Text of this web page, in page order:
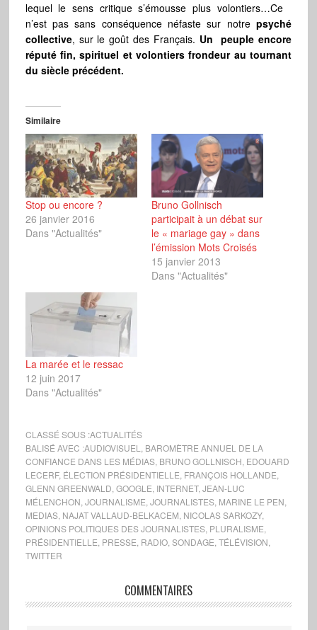
lequel le sens critique s’émousse plus volontiers…Ce
n’est pas sans conséquence néfaste sur notrepsyché
collective, sur le goût des Français. Un peuple encore
réputé fin, spirituel et volontiers frondeur au tournant
du siècle précédent.
Similaire
Stop ou encore ?
26 janvier 2016
Dans "Actualités"
Bruno Gollnisch
participait à un débat sur
le « mariage gay » dans
l’émission Mots Croisés
15 janvier 2013
Dans "Actualités"
La marée et le ressac
12 juin 2017
Dans "Actualités"
CLASSÉ SOUS :ACTUALITÉS
BALISÉ AVEC :AUDIOVISUEL
BAROMÈTRE ANNUEL DE LA
CONFIANCE DANS LES MÉDIAS, BRUNO GOLLNISCH EDOUARD
LECERF, ÉLECTION PRÉSIDENTIELLE FRANÇOIS HOLLANDE
GLENN GREENWALD GOOGLE INTERNET, JEAN-LUC
MÉLENCHON JOURNALISME JOURNALISTES, MARINE LE PEN
MEDIAS, NAJAT VALLAUD-BELKACEM NICOLAS SARKOZY,
OPINIONS POLITIQUES DES JOURNALISTES, PLURALISME
PRÉSIDENTIELLE PRESSE RADIO, SONDAGE TÉLÉVISION
TWITTER
COMMENTAIRES